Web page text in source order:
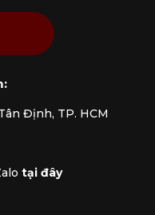
Định, TP. HCM
tại đây